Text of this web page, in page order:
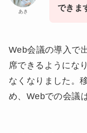
あき
できま
Web会議の導入で
席できるようにな
なくなりました。
め、Webでの会議